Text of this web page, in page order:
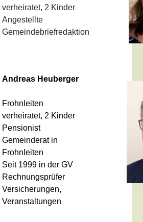
verheiratet, 2 Kinder
Angestellte
Gemeindebriefredaktion
Andreas Heuberger
Frohnleiten
verheiratet, 2 Kinder
Pensionist
Gemeinderat in
Frohnleiten
Seit 1999 in der GV
Rechnungsprüfer
Versicherungen,
Veranstaltungen